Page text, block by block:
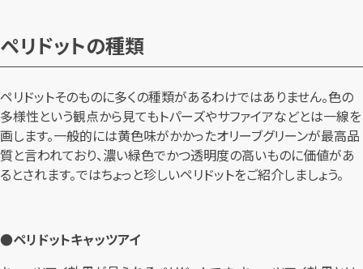
ペリドットの種類
ペリドットそのものに多くの種類があるわけではありません。色の
多様性という観点から見てもトパーズやサファイアなどとは一線を
画します。一般的には黄色味がかかったオリーブグリーンが最高品
質と言われており、濃い緑色でかつ透明度の高いものに価値があ
るとされます。ではちょっと珍しいペリドットをご紹介しましょう。
●ペリドットキャッツアイ